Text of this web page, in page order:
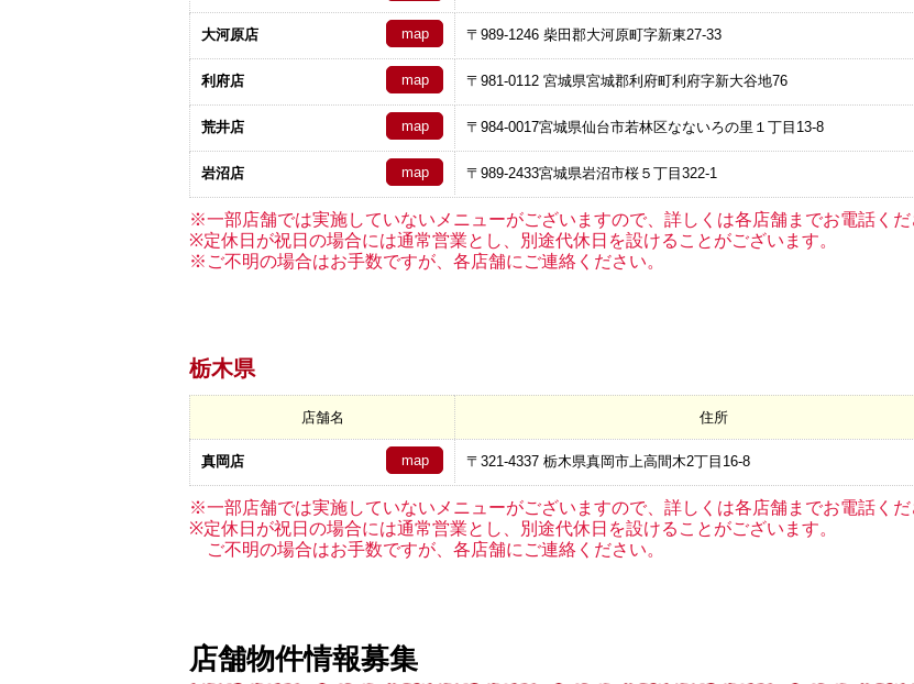
大河原店 map 〒989-1246 柴田郡大河原町字新東27-33
利府店 map 〒981-0112 宮城県宮城郡利府町利府字新大谷地76
荒井店 map 〒984-0017宮城県仙台市若林区なないろの里１丁目13-8
岩沼店 map 〒989-2433宮城県岩沼市桜５丁目322-1
※一部店舗では実施していないメニューがございますので、詳しくは各店舗までお電話くだ
※定休日が祝日の場合には通常営業とし、別途代休日を設けることがございます。
※ご不明の場合はお手数ですが、各店舗にご連絡ください。
栃木県
店舗名 住所
真岡店 map 〒321-4337 栃木県真岡市上高間木2丁目16-8
※一部店舗では実施していないメニューがございますので、詳しくは各店舗までお電話くだ
※定休日が祝日の場合には通常営業とし、別途代休日を設けることがございます。
ご不明の場合はお手数ですが、各店舗にご連絡ください。
店舗物件情報募集